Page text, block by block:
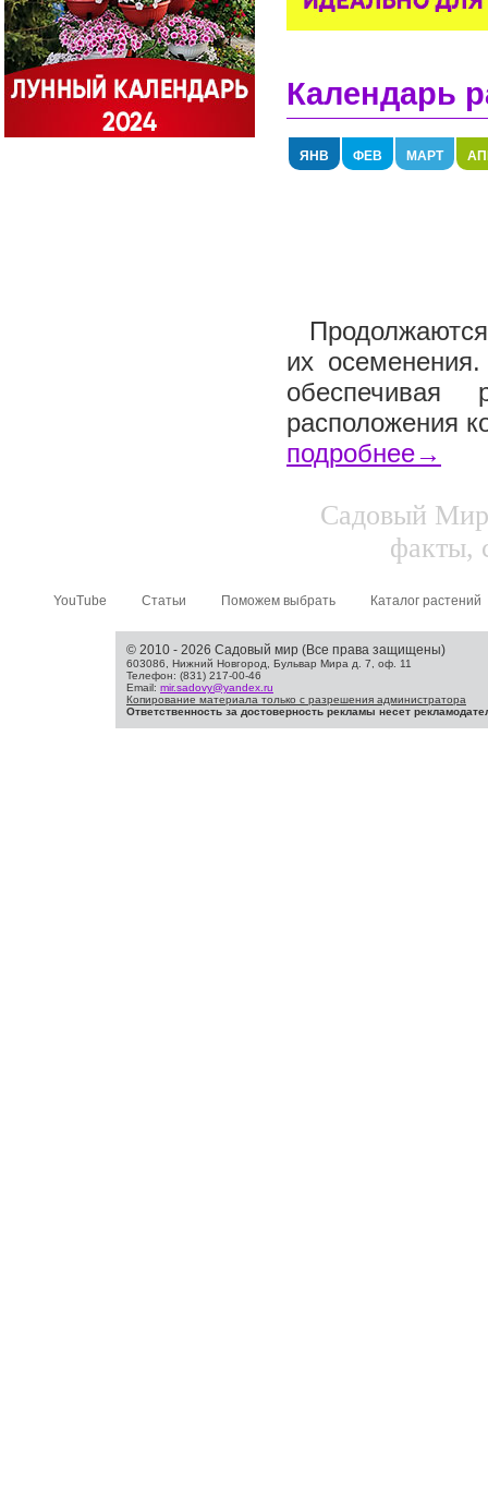
Календарь
ЯНВ ФЕВ МАРТ
их
обеспечивая
расположения
подробнее→
Садовый
факты,
YouTube Статьи Поможем выбрать Каталог растений
© 2010 - 2026 Садовый мир (Все права защищены)
603086, Нижний Новгород, Бульвар Мира д. 7, оф. 11
Телефон: (831) 217-00-46
Email: mir.sadovy@yandex.ru
Копирование материала только с разрешения администратора
Ответственность за достоверность рекламы несет